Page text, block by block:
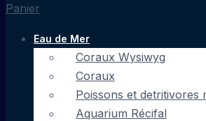
Panier
Eau de Mer
Coraux Wysiwyg
Coraux
Poissons et detritivores
Aquarium Récifal